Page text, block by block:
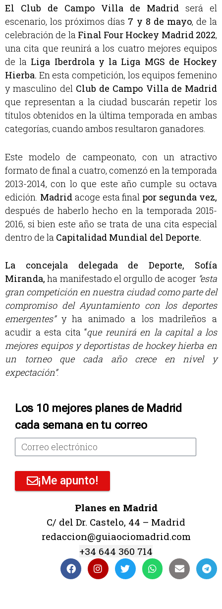
El Club de Campo Villa de Madrid será el
escenario, los próximos días 7 y 8 de mayo, de la
celebración de la Final Four Hockey Madrid 2022,
una cita que reunirá a los cuatro mejores equipos
de la Liga Iberdrola y la Liga MGS de Hockey
Hierba. En esta competición, los equipos femenino
y masculino del Club de Campo Villa de Madrid
que representan a la ciudad buscarán repetir los
títulos obtenidos en la última temporada en ambas
categorías, cuando ambos resultaron ganadores.
Este modelo de campeonato, con un atractivo
formato de final a cuatro, comenzó en la temporada
2013-2014, con lo que este año cumple su octava
edición. Madridacoge esta final por segunda vez,
después de haberlo hecho en la temporada 2015-
2016, si bien este año se trata de una cita especial
dentro de la Capitalidad Mundial del Deporte.
La concejala delegada de Deporte, Sofía
Miranda, ha manifestado el orgullo de acoger “esta
gran competición en nuestra ciudad como parte del
compromiso del Ayuntamiento con los deportes
emergentes”y ha animado a los madrileños a
acudir a esta cita “que reunirá en la capital a los
mejores equipos y deportistas de hockey hierba en
un torneo que cada año crece en nivel y
expectación”.
Los 10 mejores planes de Madrid
cada semana en tu correo
¡Me apunto!
Planes en Madrid
C/ del Dr. Castelo, 44 – Madrid
redaccion@guiaociomadrid.com
+34 644 360 714